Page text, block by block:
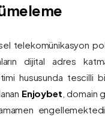
telekomünikasyon
dijital adres
hususunda tescilli
Enjoybet , domain